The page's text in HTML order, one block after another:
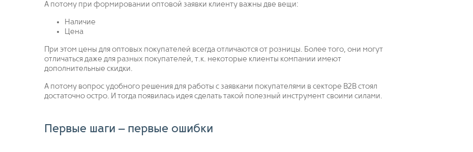
А потому при формировании оптовой заявки клиенту важны две вещи:
Наличие
Цена
При этом цены для оптовых покупателей всегда отличаются от розницы. Более того, они могут
отличаться даже для разных покупателей, т.к. некоторые клиенты компании имеют
дополнительные скидки.
А потому вопрос удобного решения для работы с заявками покупателями в секторе B2B стоял
достаточно остро. И тогда появилась идея сделать такой полезный инструмент своими силами.
Первые шаги – первые ошибки